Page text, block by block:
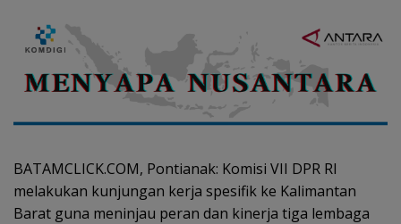
BATAMCLICK.COM, Pontianak: Komisi VII DPR RI
melakukan kunjungan kerja spesifik ke Kalimantan
Barat guna meninjau peran dan kinerja tiga lembaga